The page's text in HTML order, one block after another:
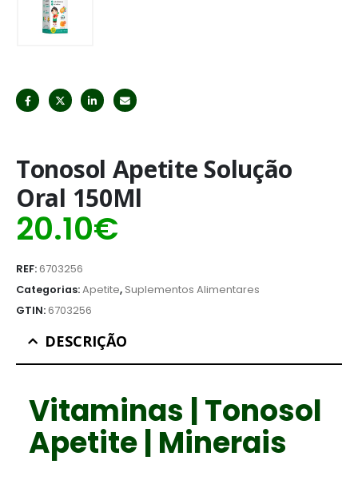
Tonosol Apetite Solução
Oral 150Ml
20.10€
REF:6703256
Categorias:Apetite, Suplementos Alimentares
GTIN:6703256
DESCRIÇÃO
Vitaminas | Tonosol
Apetite | Minerais